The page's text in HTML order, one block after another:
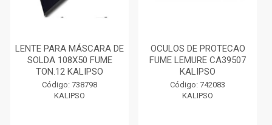
LENTE PARA MÁSCARA DE
SOLDA 108X50 FUME
TON.12 KALIPSO
Código: 738798
KALIPSO
OCULOS DE PROTECAO
FUME LEMURE CA39507
KALIPSO
Código: 742083
KALIPSO